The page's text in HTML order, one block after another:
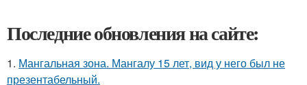
Последние обновления на сайте:
1. Мангальная зона. Мангалу 15 лет, вид у него был не
презентабельный.